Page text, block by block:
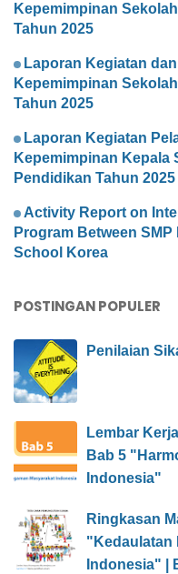
Kepemimpinan
Tahun 2025
Laporan Kegiatan
Kepemimpinan
Tahun 2025
Laporan Kegiatan
Kepemimpinan Kepala
Pendidikan Tahun 2025
Activity Report on
Program Between
School Korea
POSTINGAN POPULER
Penilaian
Lembar
Bab 5
Indonesia"
Ringkasan
"Kedaulatan
Indonesia" |